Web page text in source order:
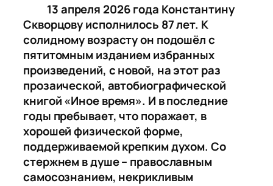
13 апреля 2026 года Константину
Скворцову исполнилось 87 лет. К
солидному возрасту он подошёл с
пятитомным изданием избранных
произведений, с новой, на этот раз
прозаической, автобиографической
книгой «Иное время». И в последние
годы пребывает, что поражает, в
хорошей физической форме,
поддерживаемой крепким духом. Со
стержнем в душе – православным
самосознанием, некрикливым